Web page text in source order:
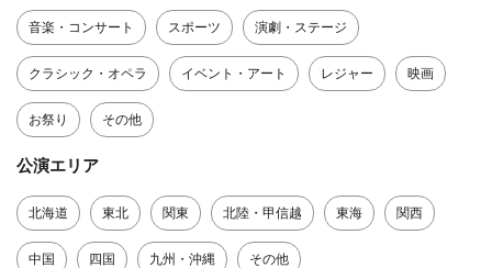
音楽・コンサート スポーツ 演劇・ステージ
クラシック・オペラ イベント・アート レジャー 映画
お祭り その他
公演エリア
北海道 東北 関東 北陸・甲信越 東海 関西
中国 四国 九州・沖縄 その他